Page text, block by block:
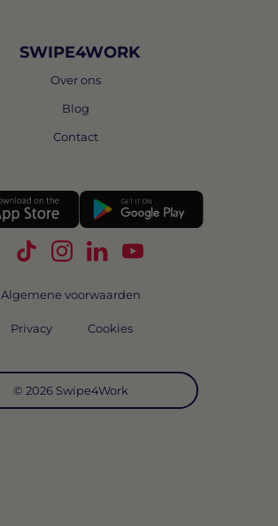
SWIPE4WORK
Over ons
Blog
Contact
Volg Swipe4Work op TikTok
Volg Swipe4Work op
Volg Swipe4Work op
Volg Swipe4Work
© 2026 Swipe4Work
Algemene voorwaarden
Privacy Cookies